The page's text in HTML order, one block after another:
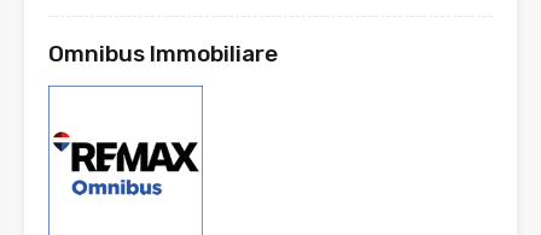
Omnibus Immobiliare